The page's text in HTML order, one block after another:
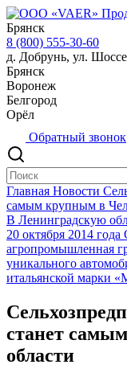
Брянск
8 (800) 555-30-60
д. Добрунь, ул.
Брянск
Воронеж
Белгород
Орёл
Обратный звонок
Главная Новости
самым крупным в
В Ленинградскую
20 октября 2014
агропромышленная
уникального
итальянской марки
станет
области